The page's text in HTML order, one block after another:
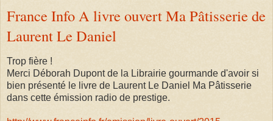
France Info A livre ouvert Ma Pâtisserie de
Laurent Le Daniel
Trop fière !
Merci Déborah Dupont de la Librairie gourmande d'avoir si
bien présenté le livre de Laurent Le Daniel Ma Pâtisserie
dans cette émission radio de prestige.